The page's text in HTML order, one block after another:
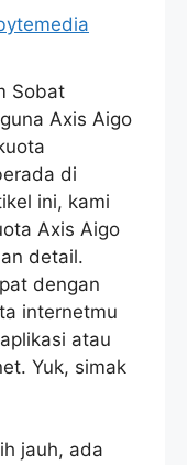
Sobat
Axis Aigo
di
ini, kami
Axis Aigo
detail.
dengan
internetmu
atau
Yuk, simak
jauh, ada